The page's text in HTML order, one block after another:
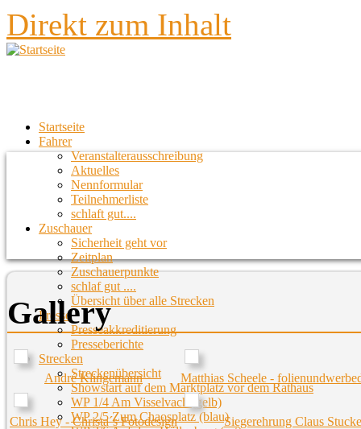
Direkt zum Inhalt
Startseite
Fahrer
Veranstalterausschreibung
Aktuelles
Nennformular
Teilnehmerliste
schlaft gut....
Zuschauer
Sicherheit geht vor
Zeitplan
Zuschauerpunkte
schlaf gut ....
Übersicht über alle Strecken
Presse
Presseakkreditierung
Presseberichte
Strecken
Streckenübersicht
Showstart auf dem Marktplatz vor dem Rathaus
WP 1/4 Am Visselvach (gelb)
WP 2/5 Zum Chaosplatz (blau)
Gallery
André Klingemann Matthias Scheele -
Chris Hey - Christa´s Fotodesign Siegerehrung Claus Stucke